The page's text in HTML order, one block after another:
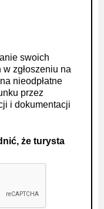
swoich
zgłoszeniu na
nieodpłatne
przez
i dokumentacji
że turysta